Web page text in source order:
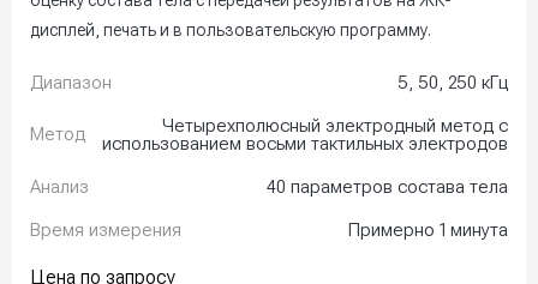
дисплей, печать и в пользовательскую программу.
Диапазон 5, 50, 250 кГц
Метод
Четырехполюсный электродный метод с
использованием восьми тактильных электродов
Анализ
40 параметров состава тела
Время измерения
Примерно 1 минута
Цена по запросу